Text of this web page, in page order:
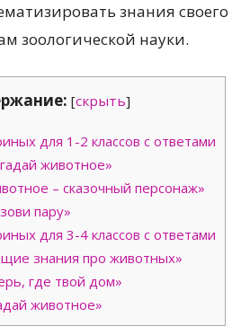
знания своего
зоологической науки.
[скрыть]
для 1-2 классов с ответами
животное»
– сказочный персонаж»
пару»
для 3-4 классов с ответами
знания про животных»
где твой дом»
животное»